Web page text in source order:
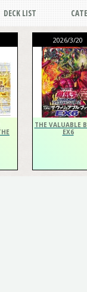
DECK LIST
2026/3/20
THE VALUABLE
EX6